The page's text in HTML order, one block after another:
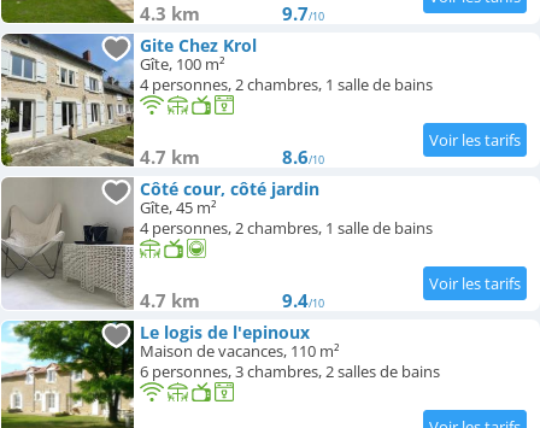
4.3 km 9.7/10
Gite Chez Krol
Gîte, 100 m²
4 personnes, 2 chambres, 1 salle de bains
4.7 km 8.6/10
Côté cour, côté jardin
Gîte, 45 m²
4 personnes, 2 chambres, 1 salle de bains
4.7 km 9.4/10
Le logis de l'epinoux
Maison de vacances, 110 m²
6 personnes, 3 chambres, 2 salles de bains